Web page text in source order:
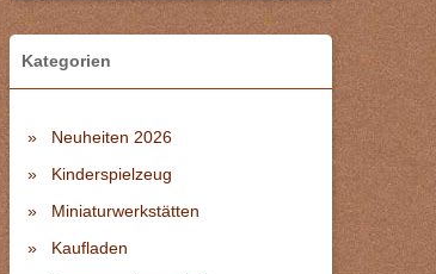
Kategorien
Neuheiten 2026
Kinderspielzeug
Miniaturwerkstätten
Kaufladen